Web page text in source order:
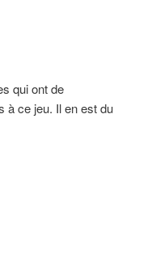
qui ont de
à ce jeu. Il en est du